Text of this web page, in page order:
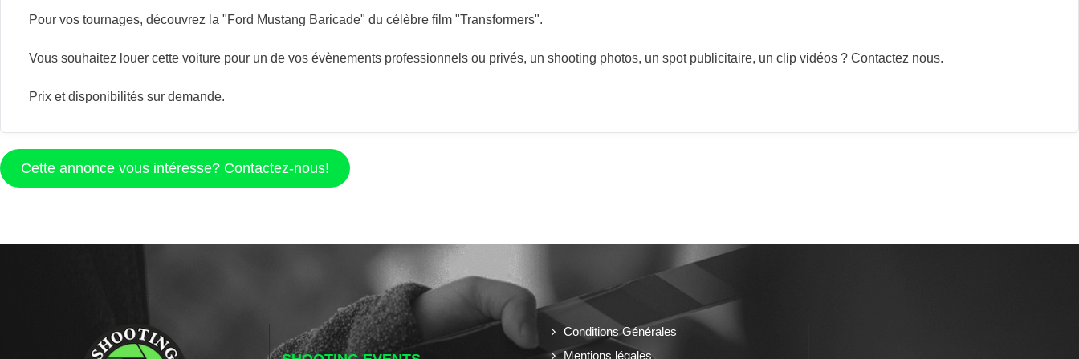
Pour vos tournages, découvrez la "Ford Mustang Baricade" du célèbre film "Transformers".
Vous souhaitez louer cette voiture pour un de vos évènements professionnels ou privés, un shooting photos, un spot publicitaire, un clip vidéos ? Contactez nous.
Prix et disponibilités sur demande.
Cette annonce vous intéresse? Contactez-nous!
Conditions Générales
Mentions légales